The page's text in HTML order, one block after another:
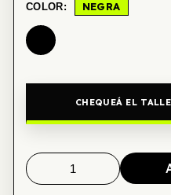
COLOR: NEGRA
CHEQUEÁ EL